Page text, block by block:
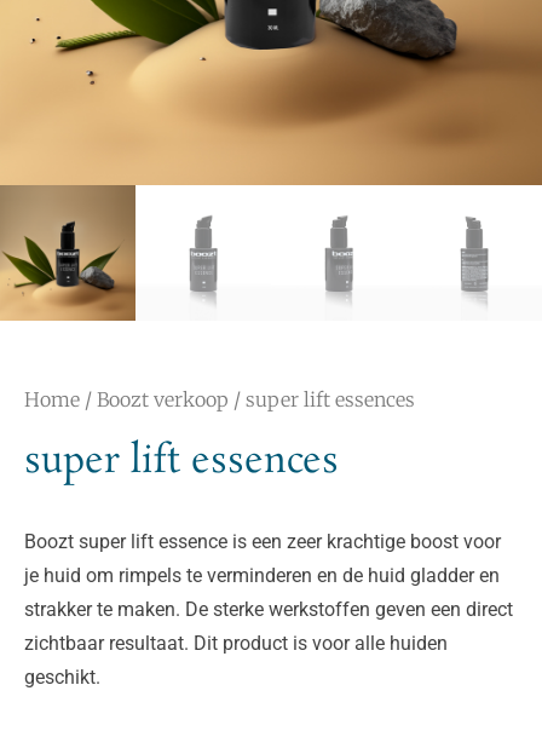
Home / Boozt verkoop / super lift essences
super lift essences
Boozt super lift essence is een zeer krachtige boost voor
je huid om rimpels te verminderen en de huid gladder en
strakker te maken. De sterke werkstoffen geven een direct
zichtbaar resultaat. Dit product is voor alle huiden
geschikt.